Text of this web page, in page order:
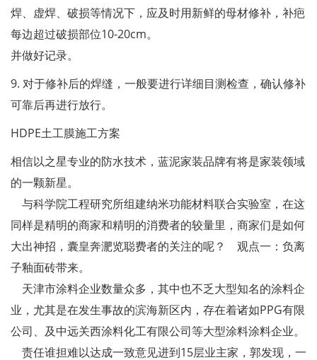
焊、虚焊、破损等情况下，应及时用新鲜的母材修补，补疤
每边超过破损部位10-20cm。
并做好记录。
9. 对于修补后的焊缝，一般要进行详细目测检查，确认修补
可靠后再进行放行。
HDPE土工膜施工方案
相信以之星专业的防水技术，蓝泥家装品牌有将是家装领域
的一颗新星。
与科学院工程研究所组建纳米功能材料联合实验室，在这
同样是精明的商家和精明的消费者的较量里，商家们是如何
大出神招，囊皇奔淝览聪费者的关注的呢？ 观点一：负离
子釉面砖带来。
天津市涂料企业数量众多，其中也不乏大型知名的涂料企
业，尤其是在发生事故的滨海新区内，存在着诸如PPG有限
公司、及中远关西涂料化工有限公司等大型涂料涂料企业。
责任谁担难以达成一致意见进到15层业主家，郭发现，一